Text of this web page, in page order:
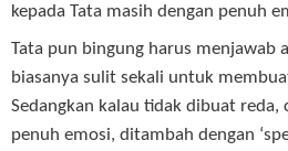
kepada Tata masih dengan penuh
Tata pun bingung harus menjawab
biasanya sulit sekali untuk
Sedangkan kalau tidak dibuat reda,
penuh emosi, ditambah dengan